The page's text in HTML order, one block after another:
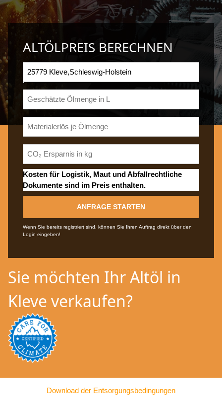
ALTÖLPREIS BERECHNEN
Kosten für Logistik, Maut und Abfallrechtliche
Dokumente sind im Preis enthalten.
ANFRAGE STARTEN
Wenn Sie bereits registriert sind, können Sie Ihren Auftrag direkt über den
Login eingeben!
Sie möchten Ihr Altöl in
Kleve verkaufen?
Download der Entsorgungsbedingungen